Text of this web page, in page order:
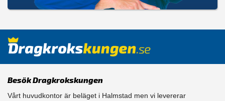
Besök Dragkrokskungen
Vårt huvudkontor är beläget i Halmstad men vi levererar